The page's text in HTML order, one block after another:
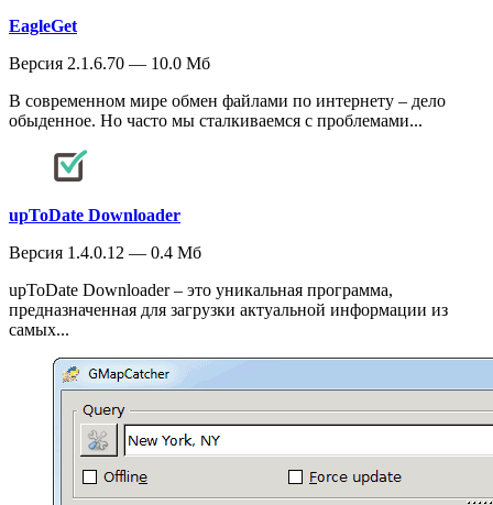
EagleGet
Версия 2.1.6.70 — 10.0 Мб
В современном мире обмен файлами по интернету – дело
обыденное. Но часто мы сталкиваемся с проблемами...
upToDate Downloader
Версия 1.4.0.12 — 0.4 Мб
upToDate Downloader – это уникальная программа,
предназначенная для загрузки актуальной информации из
самых...